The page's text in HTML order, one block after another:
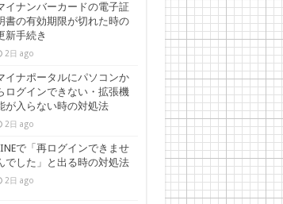
イナンバーカードの電子証
書の有効期限が切れた時の
新手続き
2日 ago
イナポータルにパソコンか
ログインできない・拡張機
が入らない時の対処法
2日 ago
で「再ログインできませ
でした」と出る時の対処法
2日 ago